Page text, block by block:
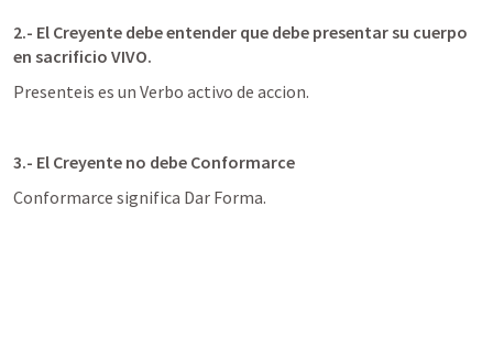
2.- El Creyente debe entender que debe presentar su cuerpo
en sacrificio VIVO.
Presenteis es un Verbo activo de accion.
3.- El Creyente no debe Conformarce
Conformarce significa Dar Forma.